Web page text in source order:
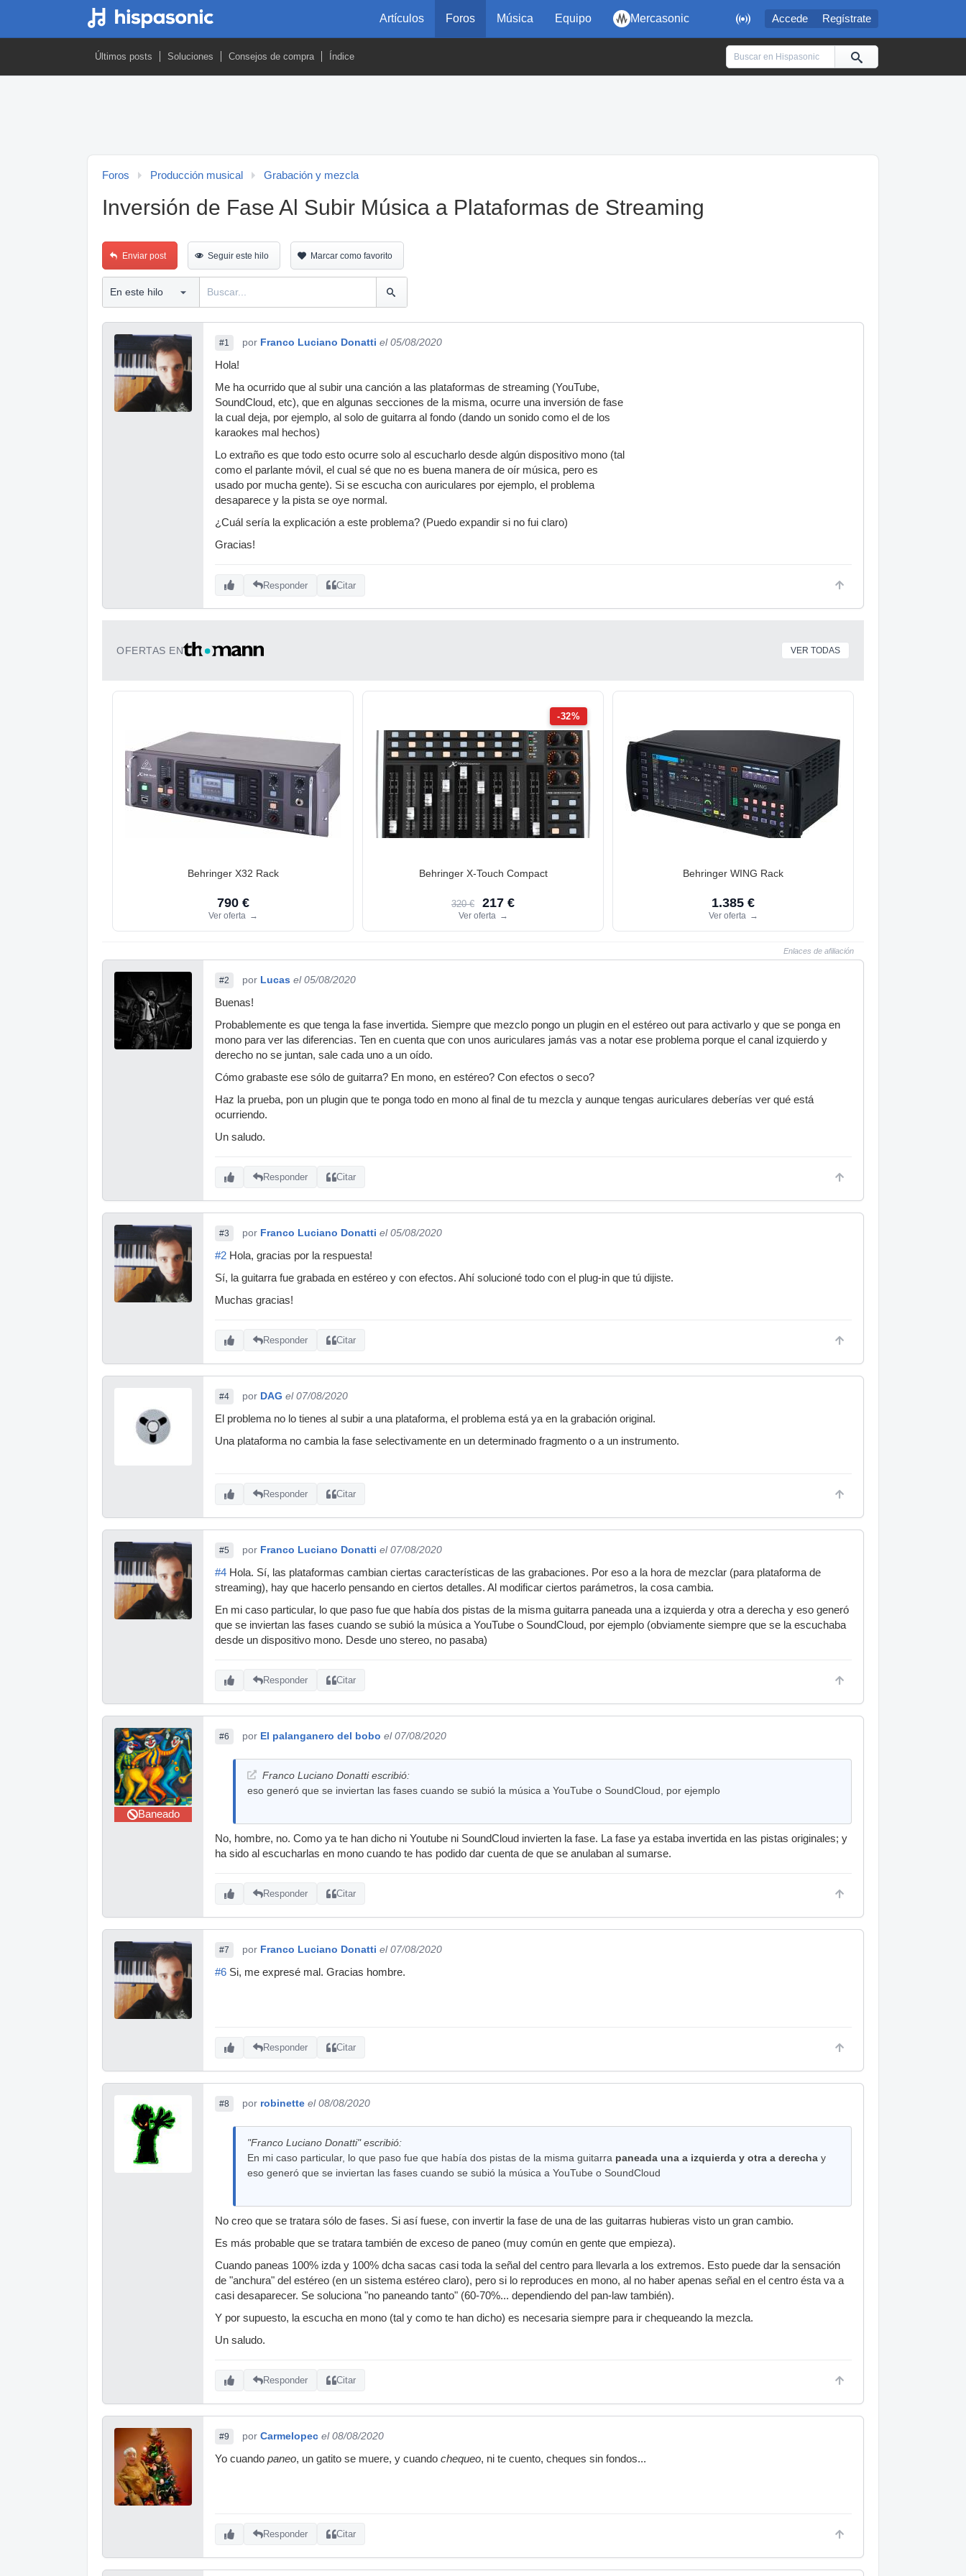
 Accede Regístrate
Artículos Foros Música Equipo Mercasonic
Últimos posts Soluciones Consejos de compra Índice
Foros Producción musical Grabación y mezcla
Inversión de Fase Al Subir Música a Plataformas de Streaming
Enviar post Seguir este hilo Marcar como favorito
#1 por Franco Luciano Donatti el 05/08/2020
Hola!
Me ha ocurrido que al subir una canción a las plataformas de streaming (YouTube,
SoundCloud, etc), que en algunas secciones de la misma, ocurre una inversión de fase
la cual deja, por ejemplo, al solo de guitarra al fondo (dando un sonido como el de los
karaokes mal hechos)
Lo extraño es que todo esto ocurre solo al escucharlo desde algún dispositivo mono (tal
como el parlante móvil, el cual sé que no es buena manera de oír música, pero es
usado por mucha gente). Si se escucha con auriculares por ejemplo, el problema
desaparece y la pista se oye normal.
¿Cuál sería la explicación a este problema? (Puedo expandir si no fui claro)
Gracias!
Responder Citar
OFERTAS EN VER TODAS
Behringer X32 Rack
790 €
Ver oferta →
-32%
Behringer X-Touch Compact
320 € 217 €
Ver oferta →
Behringer WING Rack
1.385 €
Ver oferta →
Enlaces de afiliación
#2 por Lucas el 05/08/2020
Buenas!
Probablemente es que tenga la fase invertida. Siempre que mezclo pongo un plugin en el estéreo out para activarlo y que se ponga en
mono para ver las diferencias. Ten en cuenta que con unos auriculares jamás vas a notar ese problema porque el canal izquierdo y
derecho no se juntan, sale cada uno a un oído.
Cómo grabaste ese sólo de guitarra? En mono, en estéreo? Con efectos o seco?
Haz la prueba, pon un plugin que te ponga todo en mono al final de tu mezcla y aunque tengas auriculares deberías ver qué está
ocurriendo.
Un saludo.
Responder Citar
#3 por Franco Luciano Donatti el 05/08/2020
#2 Hola, gracias por la respuesta!
Sí, la guitarra fue grabada en estéreo y con efectos. Ahí solucioné todo con el plug-in que tú dijiste.
Muchas gracias!
Responder Citar
#4 por DAG el 07/08/2020
El problema no lo tienes al subir a una plataforma, el problema está ya en la grabación original.
Una plataforma no cambia la fase selectivamente en un determinado fragmento o a un instrumento.
Responder Citar
#5 por Franco Luciano Donatti el 07/08/2020
#4 Hola. Sí, las plataformas cambian ciertas características de las grabaciones. Por eso a la hora de mezclar (para plataforma de
streaming), hay que hacerlo pensando en ciertos detalles. Al modificar ciertos parámetros, la cosa cambia.
En mi caso particular, lo que paso fue que había dos pistas de la misma guitarra paneada una a izquierda y otra a derecha y eso generó
que se inviertan las fases cuando se subió la música a YouTube o SoundCloud, por ejemplo (obviamente siempre que se la escuchaba
desde un dispositivo mono. Desde uno stereo, no pasaba)
Responder Citar
Baneado
#6 por El palanganero del bobo el 07/08/2020
Franco Luciano Donatti escribió:
eso generó que se inviertan las fases cuando se subió la música a YouTube o SoundCloud, por ejemplo
No, hombre, no. Como ya te han dicho ni Youtube ni SoundCloud invierten la fase. La fase ya estaba invertida en las pistas originales; y
ha sido al escucharlas en mono cuando te has podido dar cuenta de que se anulaban al sumarse.
Responder Citar
#7 por Franco Luciano Donatti el 07/08/2020
#6 Si, me expresé mal. Gracias hombre.
Responder Citar
#8 por robinette el 08/08/2020
"Franco Luciano Donatti" escribió:
En mi caso particular, lo que paso fue que había dos pistas de la misma guitarra paneada una a izquierda y otra a derecha y
eso generó que se inviertan las fases cuando se subió la música a YouTube o SoundCloud
No creo que se tratara sólo de fases. Si así fuese, con invertir la fase de una de las guitarras hubieras visto un gran cambio.
Es más probable que se tratara también de exceso de paneo (muy común en gente que empieza).
Cuando paneas 100% izda y 100% dcha sacas casi toda la señal del centro para llevarla a los extremos. Esto puede dar la sensación
de "anchura" del estéreo (en un sistema estéreo claro), pero si lo reproduces en mono, al no haber apenas señal en el centro ésta va a
casi desaparecer. Se soluciona "no paneando tanto" (60-70%... dependiendo del pan-law también).
Y por supuesto, la escucha en mono (tal y como te han dicho) es necesaria siempre para ir chequeando la mezcla.
Un saludo.
Responder Citar
#9 por Carmelopec el 08/08/2020
Yo cuando paneo, un gatito se muere, y cuando chequeo, ni te cuento, cheques sin fondos...
Responder Citar